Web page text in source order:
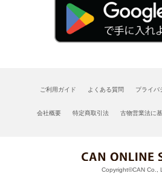
ご利用ガイド よくある質問 プライバ
会社概要 特定商取引法 古物営業法に
Copyright©CAN Co.,